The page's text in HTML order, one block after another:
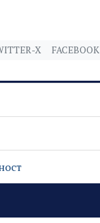
X FACEBOOK